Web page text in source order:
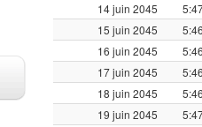
14 juin 2045
15 juin 2045
5:46
16 juin 2045
5:46
17 juin 2045
5:46
18 juin 2045
5:46
19 juin 2045